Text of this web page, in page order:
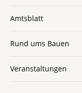
Amtsblatt
Rund ums Bauen
Veranstaltungen